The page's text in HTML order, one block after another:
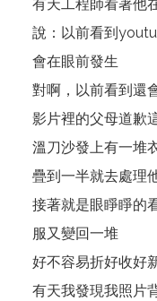
有天工程師看著他
說：以前看到
會在眼前發生
對啊，以前看到還
影片裡的父母道歉
溫刀沙發上有一堆
疊到一半就去處理
接著就是眼睜睜的
服又變回一堆
好不容易折好收好
有天我發現我照片